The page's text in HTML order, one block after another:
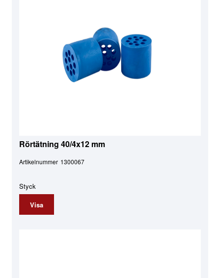
Rörtätning 40/4x12 mm
Artikelnummer 1300067
Styck
Visa